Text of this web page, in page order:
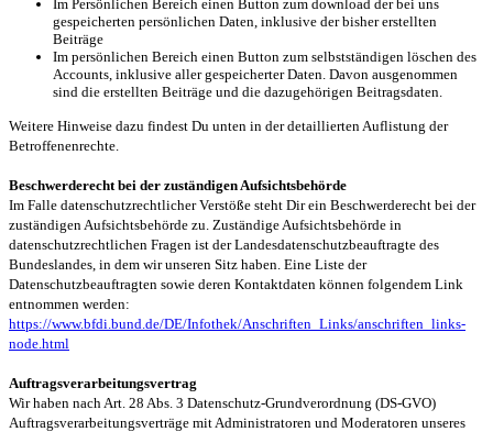
Im Persönlichen Bereich einen Button zum download der bei uns
gespeicherten persönlichen Daten, inklusive der bisher erstellten
Beiträge
Im persönlichen Bereich einen Button zum selbstständigen löschen des
Accounts, inklusive aller gespeicherter Daten. Davon ausgenommen
sind die erstellten Beiträge und die dazugehörigen Beitragsdaten.
Weitere Hinweise dazu findest Du unten in der detaillierten Auflistung der
Betroffenenrechte.
Beschwerderecht bei der zuständigen Aufsichtsbehörde
Im Falle datenschutzrechtlicher Verstöße steht Dir ein Beschwerderecht bei der
zuständigen Aufsichtsbehörde zu. Zuständige Aufsichtsbehörde in
datenschutzrechtlichen Fragen ist der Landesdatenschutzbeauftragte des
Bundeslandes, in dem wir unseren Sitz haben. Eine Liste der
Datenschutzbeauftragten sowie deren Kontaktdaten können folgendem Link
entnommen werden:
https://www.bfdi.bund.de/DE/Infothek/Anschriften_Links/anschriften_links-
node.html
Auftragsverarbeitungsvertrag
Wir haben nach Art. 28 Abs. 3 Datenschutz-Grundverordnung (DS-GVO)
Auftragsverarbeitungsverträge mit Administratoren und Moderatoren unseres